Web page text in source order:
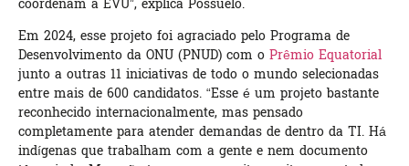
Em 2024, esse projeto foi agraciado pelo Programa de
Desenvolvimento da ONU (PNUD) com o Prêmio Equatorial
junto a outras 11 iniciativas de todo o mundo selecionadas
entre mais de 600 candidatos. “Esse é um projeto bastante
reconhecido internacionalmente, mas pensado
completamente para atender demandas de dentro da TI. Há
indígenas que trabalham com a gente e nem documento